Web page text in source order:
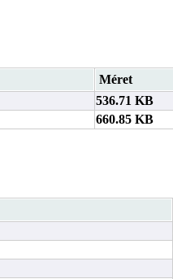
Méret
536.71 KB
660.85 KB